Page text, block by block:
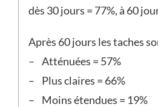
dès 30 jours = 77%, à 60
Après 60 jours les taches
– Atténuées = 57%
– Plus claires = 66%
– Moins étendues = 19%